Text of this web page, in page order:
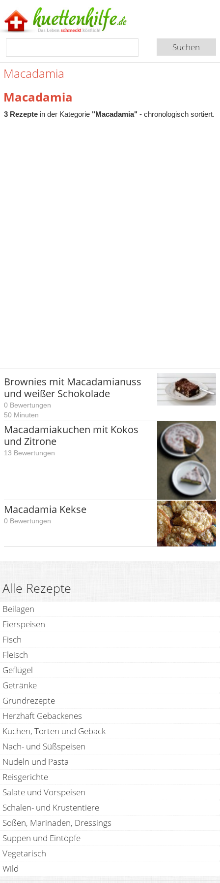
Macadamia
Macadamia
3 Rezeptein der Kategorie "Macadamia" - chronologisch sortiert.
Brownies mit Macadamianuss
und weißer Schokolade
0 Bewertungen
50 Minuten
Macadamiakuchen mit Kokos
und Zitrone
13 Bewertungen
Macadamia Kekse
0 Bewertungen
Alle Rezepte
Beilagen
Eierspeisen
Fisch
Fleisch
Geflügel
Getränke
Grundrezepte
Herzhaft Gebackenes
Kuchen, Torten und Gebäck
Nach- und Süßspeisen
Nudeln und Pasta
Reisgerichte
Salate und Vorspeisen
Schalen- und Krustentiere
Soßen, Marinaden, Dressings
Suppen und Eintöpfe
Vegetarisch
Wild